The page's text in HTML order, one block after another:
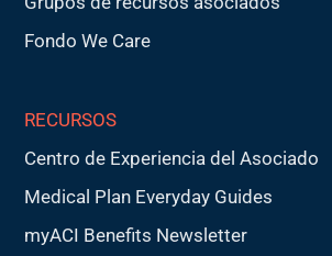
Fondo We Care
RECURSOS
Centro de Experiencia del Asociado
Medical Plan Everyday Guides
myACI Benefits Newsletter